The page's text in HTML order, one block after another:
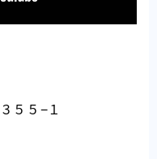
５５−１